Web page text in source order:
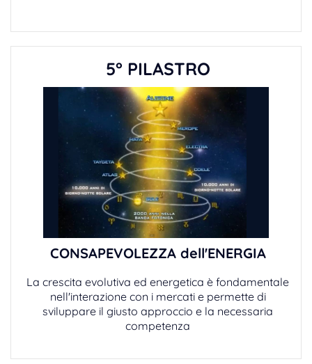
5° PILASTRO
CONSAPEVOLEZZA dell'ENERGIA
La crescita evolutiva ed energetica è fondamentale
nell'interazione con i mercati e permette di
sviluppare il giusto approccio e la necessaria
competenza